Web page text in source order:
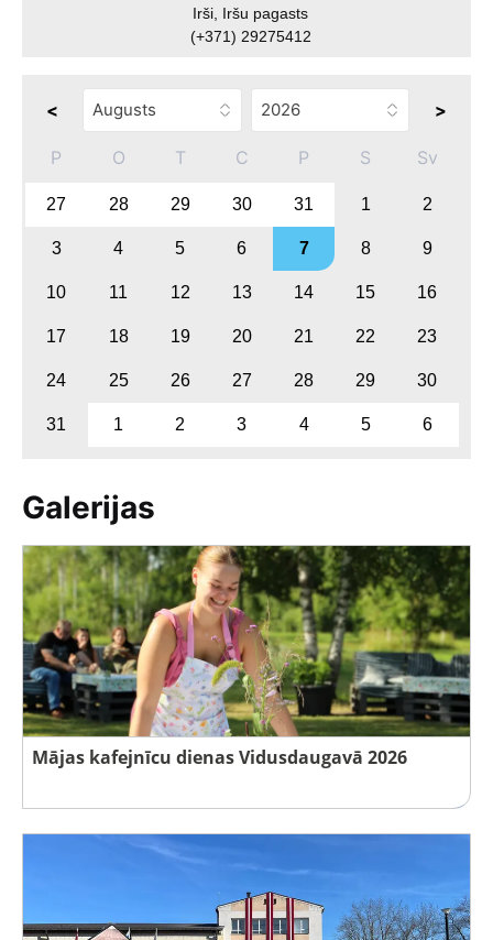
Irši, Iršu pagasts
(+371) 29275412
< >
P O T C P S Sv
27 28 29 30 31 1 2
3 4 5 6 7 8 9
10 11 12 13 14 15 16
17 18 19 20 21 22 23
24 25 26 27 28 29 30
31 1 2 3 4 5 6
Galerijas
Mājas kafejnīcu dienas Vidusdaugavā 2026